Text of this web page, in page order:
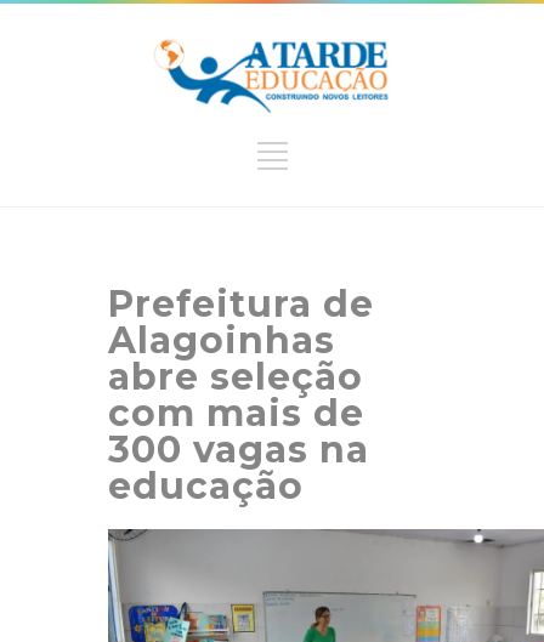
Prefeitura de
Alagoinhas
abre seleção
com mais de
300 vagas na
educação